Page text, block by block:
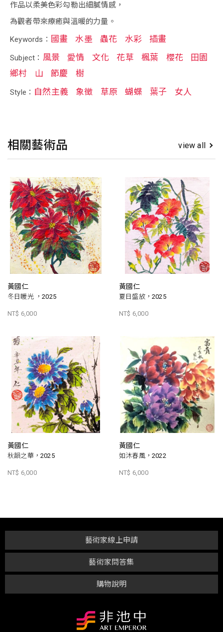
作品以柔美色彩勾勒出細膩情感，
為觀者帶來療癒與溫暖的力量。
Keywords： 國畫 水墨 蟲花 水彩 插畫
Subject： 風景 愛情 文化 花草 楓葉 櫻花
田園
鄉村
山 節慶 樹
Style： 自然主義 象徵 草原 蝴蝶 葉子 女人
相關藝術品 view all
黃國仁
冬日暖光 ，2025
NT$ 6,000
黃國仁
夏日盛放，2025
NT$ 6,000
黃國仁
秋韻之華，2025
NT$ 6,000
黃國仁
如沐春風，2022
NT$ 6,000
購物說明
藝術家問答集
藝術家線上申請